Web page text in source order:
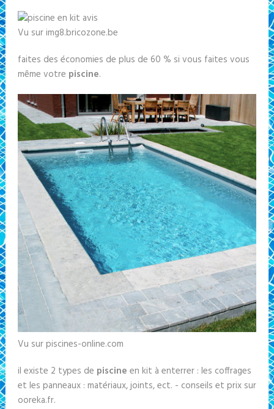
Vu sur img8.bricozone.be
faites des économies de plus de 60 % si vous faites vous
même votre piscine.
Vu sur piscines-online.com
il existe 2 types de piscine en kit à enterrer : les coffrages
et les panneaux : matériaux, joints, ect. - conseils et prix sur
ooreka.fr.